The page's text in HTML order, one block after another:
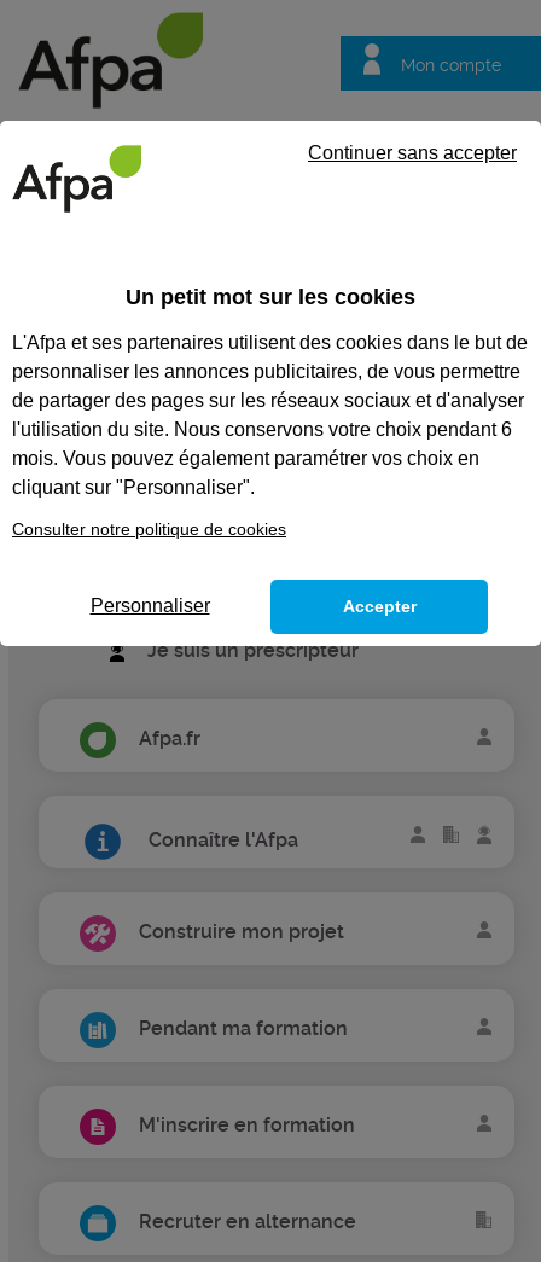
Mon compte
questions
VOS QUESTIONS
Recherches populaires :Conseiller Emploi Formation
Je suis une entreprise
Je suis un prescripteur
Afpa.fr
Connaître l'Afpa
Construire mon projet
Pendant ma formation
M'inscrire en formation
Recruter en alternance
Un petit mot sur les cookies
L'Afpa et ses partenaires utilisent des cookies dans le but de
personnaliser les annonces publicitaires, de vous permettre
de partager des pages sur les réseaux sociaux et d'analyser
l'utilisation du site. Nous conservons votre choix pendant 6
mois. Vous pouvez également paramétrer vos choix en
cliquant sur "Personnaliser".
Consulter notre politique de cookies
Continuer sans accepter
Personnaliser Accepter